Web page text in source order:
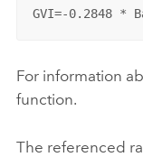
GVI=-0.2848 *
For information
function.
The referenced